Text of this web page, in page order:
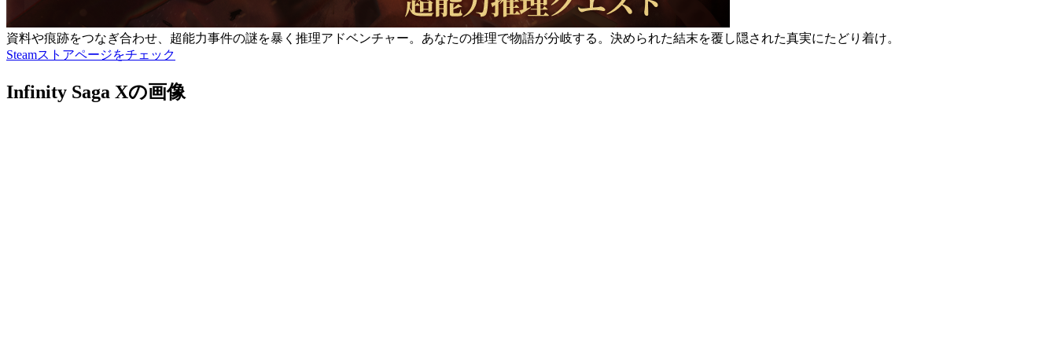
資料や痕跡をつなぎ合わせ、超能力事件の謎を暴く推理アドベンチャー。あなたの推理で物語が分岐する。決められた結末を覆し隠された真実にたどり着け。
Steamストアページをチェック
Infinity Saga Xの画像